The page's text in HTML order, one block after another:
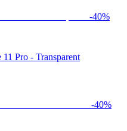
-40%
Pro - Transparent
-40%